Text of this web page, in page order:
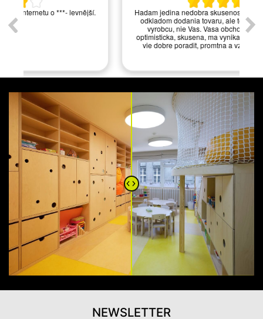
Hadam jedina nedobra skusenost bola s viacnasobnym
odkladom dodania tovaru, ale to bol problem zrejme
vyrobcu, nie Vas. Vasa obchodna zastupkyna je
optimisticka, skusena, ma vynikajuce odborne znalosti,
vie dobre poradit, promtna a vzdy ochotna pomoct.
NEWSLETTER